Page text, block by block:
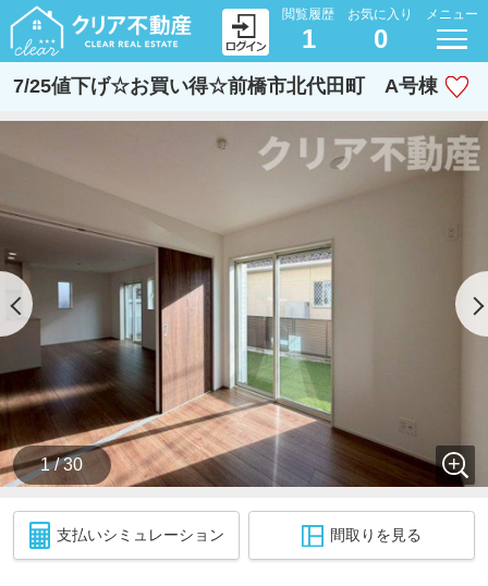
閲覧履歴
1
お気に入り
0
メニュー
7/25値下げ☆お買い得☆前橋市北代田町 A号棟
1 / 30
支払いシミュレーション 間取りを見る